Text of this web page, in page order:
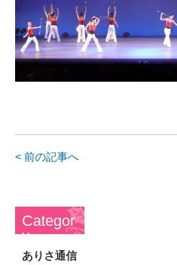
< 前の記事へ
Categor
y
ありさ通信